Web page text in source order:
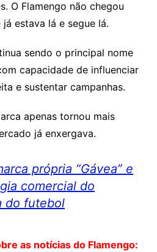
O Flamengo não chegou
estava lá e segue lá.
sendo o principal nome
capacidade de influenciar
e sustentar campanhas.
apenas tornou mais
já enxergava.
própria “Gávea” e
comercial do
do futebol
as notícias do Flamengo: